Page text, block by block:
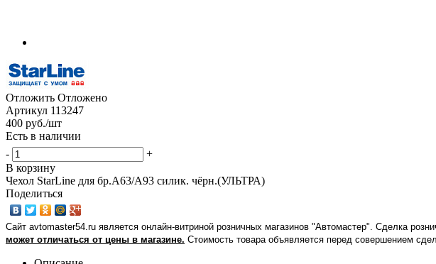
Отложить Отложено
Артикул 113247
400 руб./шт
Есть в наличии
-
+
В корзину
Чехол StarLine для бр.А63/А93 силик. чёрн.(УЛЬТРА)
Поделиться
Сайт avtomaster54.ru является онлайн-витриной розничных магазинов "Автомастер". Сделка
может отличаться от цены в магазине. Стоимость товара объявляется перед совершением